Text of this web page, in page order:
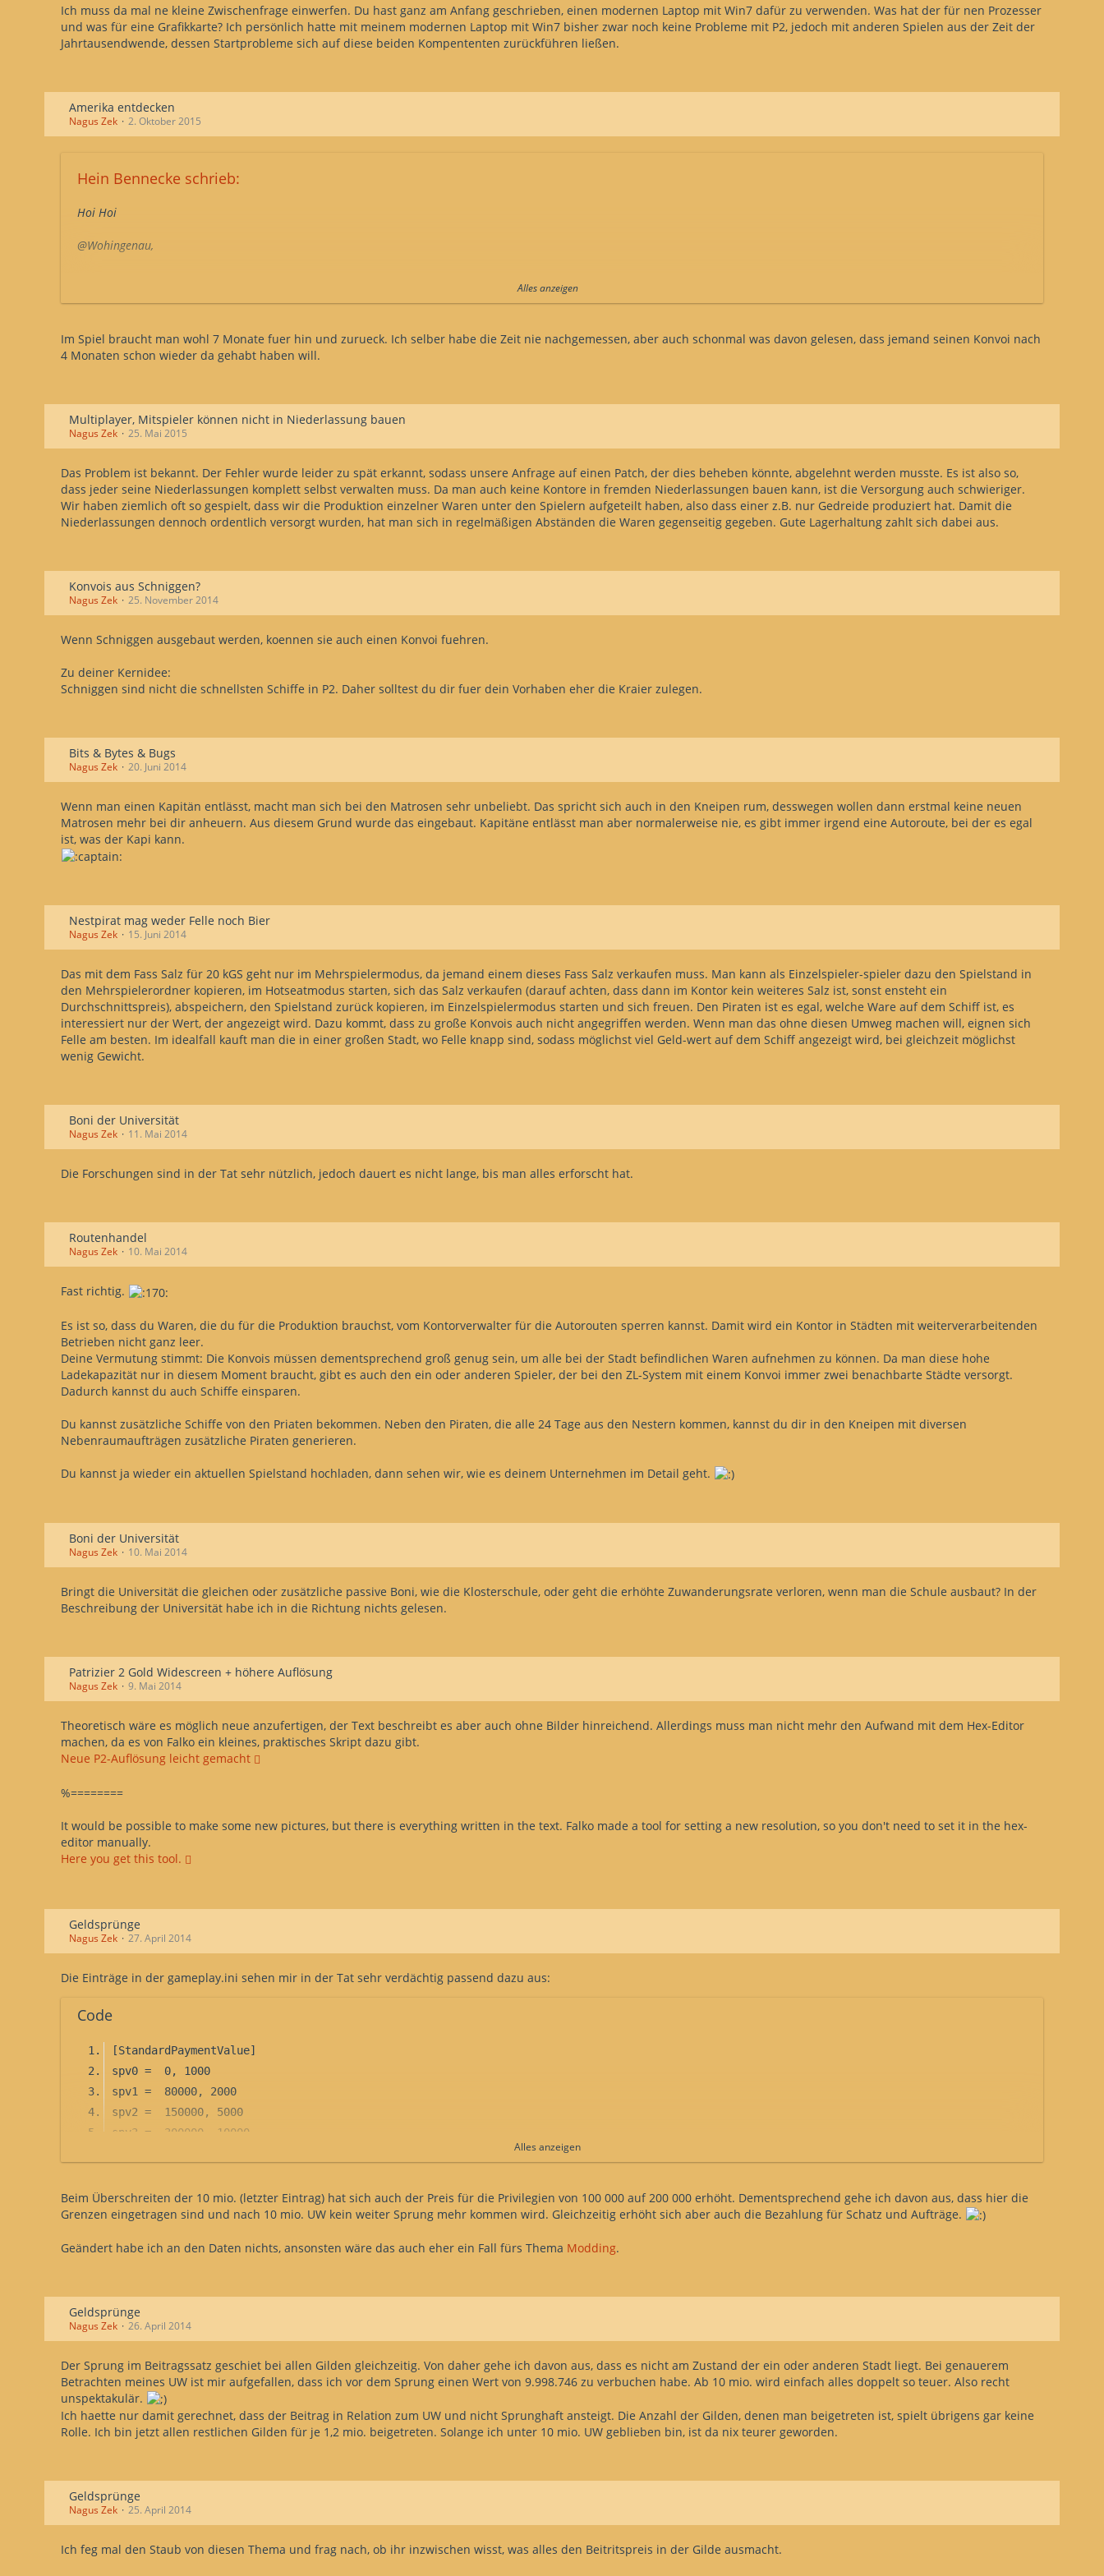
Ich muss da mal ne kleine Zwischenfrage einwerfen. Du hast ganz am Anfang geschrieben, einen modernen Laptop mit Win7 dafür zu verwenden. Was hat der für nen Prozesser
und was für eine Grafikkarte? Ich persönlich hatte mit meinem modernen Laptop mit Win7 bisher zwar noch keine Probleme mit P2, jedoch mit anderen Spielen aus der Zeit der
Jahrtausendwende, dessen Startprobleme sich auf diese beiden Kompententen zurückführen ließen.
Amerika entdecken
Nagus Zek 2. Oktober 2015
Hein Bennecke schrieb:
Hoi Hoi
@Wohingenau,
2. Um die Indianerdörfer schnell zu entdecken hier mal nen kleiner Trick:
Um später sinnvoll bzw profitabel zu Verkaufen hilft folgendes:
Jeder Amerika Konvoi sollte nur jeweils 2.Indianerdörfer anfahren, dabei jeweils 600.Faß EW und Wein dabei haben.
Die besten Preise erzielst du m.W. dann wenn jedes Dorf ca alle 2,5-3.Monate angefahren wird.
Ich hoffe dir damit geholfen zu haben.
Hein Bennecke
Alles anzeigen
Im Spiel braucht man wohl 7 Monate fuer hin und zurueck. Ich selber habe die Zeit nie nachgemessen, aber auch schonmal was davon gelesen, dass jemand seinen Konvoi nach
4 Monaten schon wieder da gehabt haben will.
Multiplayer, Mitspieler können nicht in Niederlassung bauen
Nagus Zek 25. Mai 2015
Das Problem ist bekannt. Der Fehler wurde leider zu spät erkannt, sodass unsere Anfrage auf einen Patch, der dies beheben könnte, abgelehnt werden musste. Es ist also so,
dass jeder seine Niederlassungen komplett selbst verwalten muss. Da man auch keine Kontore in fremden Niederlassungen bauen kann, ist die Versorgung auch schwieriger.
Wir haben ziemlich oft so gespielt, dass wir die Produktion einzelner Waren unter den Spielern aufgeteilt haben, also dass einer z.B. nur Gedreide produziert hat. Damit die
Niederlassungen dennoch ordentlich versorgt wurden, hat man sich in regelmäßigen Abständen die Waren gegenseitig gegeben. Gute Lagerhaltung zahlt sich dabei aus.
Konvois aus Schniggen?
Nagus Zek 25. November 2014
Wenn Schniggen ausgebaut werden, koennen sie auch einen Konvoi fuehren.
Zu deiner Kernidee:
Schniggen sind nicht die schnellsten Schiffe in P2. Daher solltest du dir fuer dein Vorhaben eher die Kraier zulegen.
Bits & Bytes & Bugs
Nagus Zek 20. Juni 2014
Wenn man einen Kapitän entlässt, macht man sich bei den Matrosen sehr unbeliebt. Das spricht sich auch in den Kneipen rum, desswegen wollen dann erstmal keine neuen
Matrosen mehr bei dir anheuern. Aus diesem Grund wurde das eingebaut. Kapitäne entlässt man aber normalerweise nie, es gibt immer irgend eine Autoroute, bei der es egal
ist, was der Kapi kann.
Nestpirat mag weder Felle noch Bier
Nagus Zek 15. Juni 2014
Das mit dem Fass Salz für 20 kGS geht nur im Mehrspielermodus, da jemand einem dieses Fass Salz verkaufen muss. Man kann als Einzelspieler-spieler dazu den Spielstand in
den Mehrspielerordner kopieren, im Hotseatmodus starten, sich das Salz verkaufen (darauf achten, dass dann im Kontor kein weiteres Salz ist, sonst ensteht ein
Durchschnittspreis), abspeichern, den Spielstand zurück kopieren, im Einzelspielermodus starten und sich freuen. Den Piraten ist es egal, welche Ware auf dem Schiff ist, es
interessiert nur der Wert, der angezeigt wird. Dazu kommt, dass zu große Konvois auch nicht angegriffen werden. Wenn man das ohne diesen Umweg machen will, eignen sich
Felle am besten. Im idealfall kauft man die in einer großen Stadt, wo Felle knapp sind, sodass möglichst viel Geld-wert auf dem Schiff angezeigt wird, bei gleichzeit möglichst
wenig Gewicht.
Boni der Universität
Nagus Zek 11. Mai 2014
Die Forschungen sind in der Tat sehr nützlich, jedoch dauert es nicht lange, bis man alles erforscht hat.
Routenhandel
Nagus Zek 10. Mai 2014
Fast richtig.
Es ist so, dass du Waren, die du für die Produktion brauchst, vom Kontorverwalter für die Autorouten sperren kannst. Damit wird ein Kontor in Städten mit weiterverarbeitenden
Betrieben nicht ganz leer.
Deine Vermutung stimmt: Die Konvois müssen dementsprechend groß genug sein, um alle bei der Stadt befindlichen Waren aufnehmen zu können. Da man diese hohe
Ladekapazität nur in diesem Moment braucht, gibt es auch den ein oder anderen Spieler, der bei den ZL-System mit einem Konvoi immer zwei benachbarte Städte versorgt.
Dadurch kannst du auch Schiffe einsparen.
Du kannst zusätzliche Schiffe von den Priaten bekommen. Neben den Piraten, die alle 24 Tage aus den Nestern kommen, kannst du dir in den Kneipen mit diversen
Nebenraumaufträgen zusätzliche Piraten generieren.
Du kannst ja wieder ein aktuellen Spielstand hochladen, dann sehen wir, wie es deinem Unternehmen im Detail geht.
Boni der Universität
Nagus Zek 10. Mai 2014
Bringt die Universität die gleichen oder zusätzliche passive Boni, wie die Klosterschule, oder geht die erhöhte Zuwanderungsrate verloren, wenn man die Schule ausbaut? In der
Beschreibung der Universität habe ich in die Richtung nichts gelesen.
Patrizier 2 Gold Widescreen + höhere Auflösung
Nagus Zek 9. Mai 2014
Theoretisch wäre es möglich neue anzufertigen, der Text beschreibt es aber auch ohne Bilder hinreichend. Allerdings muss man nicht mehr den Aufwand mit dem Hex-Editor
machen, da es von Falko ein kleines, praktisches Skript dazu gibt.
Neue P2-Auflösung leicht gemacht
%========
It would be possible to make some new pictures, but there is everything written in the text. Falko made a tool for setting a new resolution, so you don't need to set it in the hex-
editor manually.
Here you get this tool.
Geldsprünge
Nagus Zek 27. April 2014
Die Einträge in der gameplay.ini sehen mir in der Tat sehr verdächtig passend dazu aus:
Code
[StandardPaymentValue]
spv0 =	0, 1000
spv1 =	80000, 2000
spv2 =	150000, 5000
spv3 =	300000, 10000
spv6 =	1100000, 40000
spv7 =	1500000, 50000
spv9 =	3200000, 70000
spv11 =	10000000, 200000
Alles anzeigen
Beim Überschreiten der 10 mio. (letzter Eintrag) hat sich auch der Preis für die Privilegien von 100 000 auf 200 000 erhöht. Dementsprechend gehe ich davon aus, dass hier die
Grenzen eingetragen sind und nach 10 mio. UW kein weiter Sprung mehr kommen wird. Gleichzeitig erhöht sich aber auch die Bezahlung für Schatz und Aufträge.
Geändert habe ich an den Daten nichts, ansonsten wäre das auch eher ein Fall fürs Thema Modding.
Geldsprünge
Nagus Zek 26. April 2014
Der Sprung im Beitragssatz geschiet bei allen Gilden gleichzeitig. Von daher gehe ich davon aus, dass es nicht am Zustand der ein oder anderen Stadt liegt. Bei genauerem
Betrachten meines UW ist mir aufgefallen, dass ich vor dem Sprung einen Wert von 9.998.746 zu verbuchen habe. Ab 10 mio. wird einfach alles doppelt so teuer. Also recht
unspektakulär.
Ich haette nur damit gerechnet, dass der Beitrag in Relation zum UW und nicht Sprunghaft ansteigt. Die Anzahl der Gilden, denen man beigetreten ist, spielt übrigens gar keine
Rolle. Ich bin jetzt allen restlichen Gilden für je 1,2 mio. beigetreten. Solange ich unter 10 mio. UW geblieben bin, ist da nix teurer geworden.
Geldsprünge
Nagus Zek 25. April 2014
Ich feg mal den Staub von diesen Thema und frag nach, ob ihr inzwischen wisst, was alles den Beitritspreis in der Gilde ausmacht.